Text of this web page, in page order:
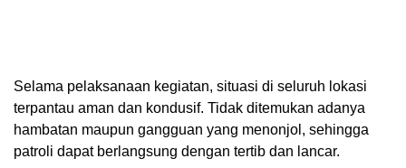
Selama pelaksanaan kegiatan, situasi di seluruh lokasi
terpantau aman dan kondusif. Tidak ditemukan adanya
hambatan maupun gangguan yang menonjol, sehingga
patroli dapat berlangsung dengan tertib dan lancar.